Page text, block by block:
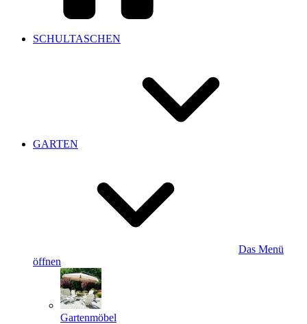
SCHULTASCHEN
GARTEN
Das Menü
öffnen
Gartenmöbel